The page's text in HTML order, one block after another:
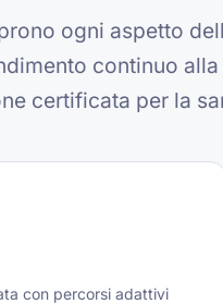
ogni aspetto
continuo
certificata per la
con percorsi adattivi